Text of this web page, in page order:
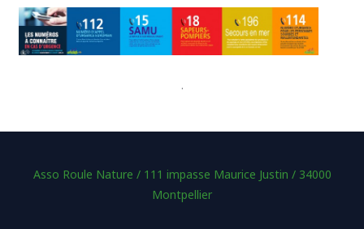
.
Asso Roule Nature / 111 impasse Maurice Justin / 34000
Montpellier